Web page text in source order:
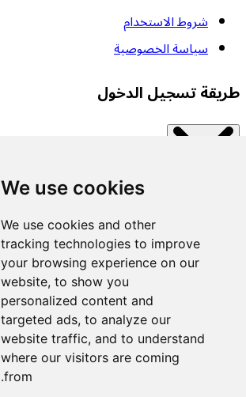
We use cookies
We use cookies and other
tracking technologies to improve
your browsing experience on our
website, to show you
personalized content and
targeted ads, to analyze our
website traffic, and to understand
where our visitors are coming
from.
شروط الاستخدام
سياسة الخصوصية
طريقة تسجيل الدخول
اتصل بإحدى الخدمات المتاحة.
تسجيل الدخول بمفتاح مرور
تسجيل الدخول باستخدام UACF
تسجيل الدخول باستخدام Decathlon
تسجيل الدخول باستخدام Withings